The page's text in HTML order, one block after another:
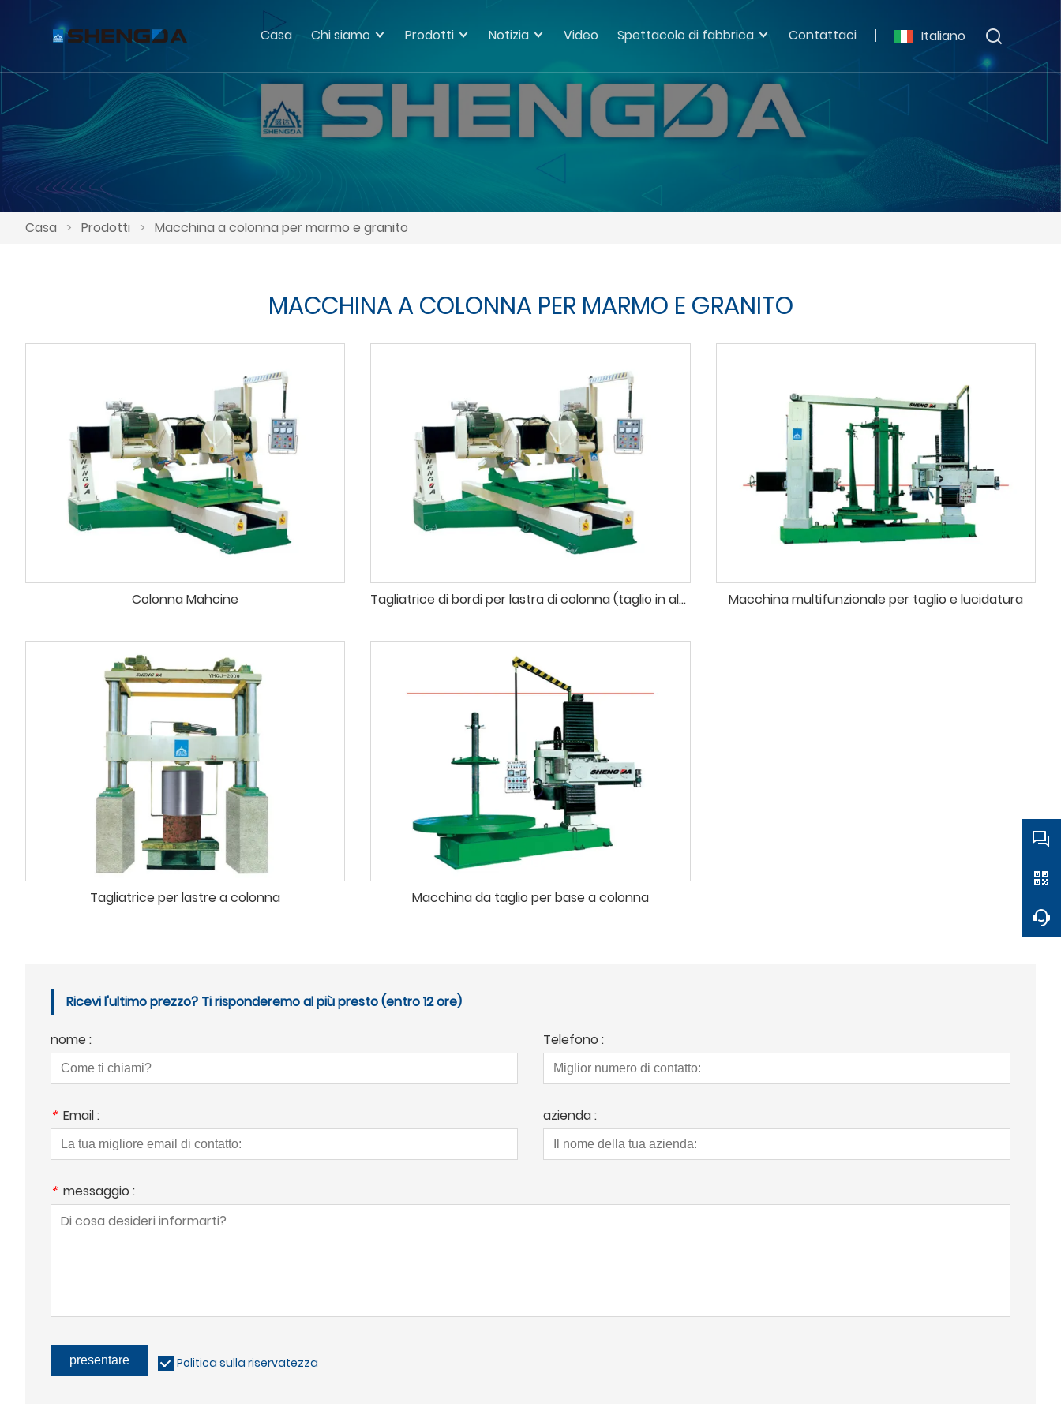
Italiano
Casa Chi siamo Prodotti Notizia Video Spettacolo di fabbrica Contattaci
Casa > Prodotti > Macchina a colonna per marmo e granito
MACCHINA A COLONNA PER MARMO E GRANITO
Colonna Mahcine Tagliatrice di bordi per lastra di colonna (taglio in altezza) Macchina multifunzionale per taglio e lucidatura
Tagliatrice per lastre a colonna Macchina da taglio per base a colonna
Ricevi l'ultimo prezzo? Ti risponderemo al più presto (entro 12 ore)
nome : Telefono :
* Email : azienda :
* messaggio :
presentare Politica sulla riservatezza